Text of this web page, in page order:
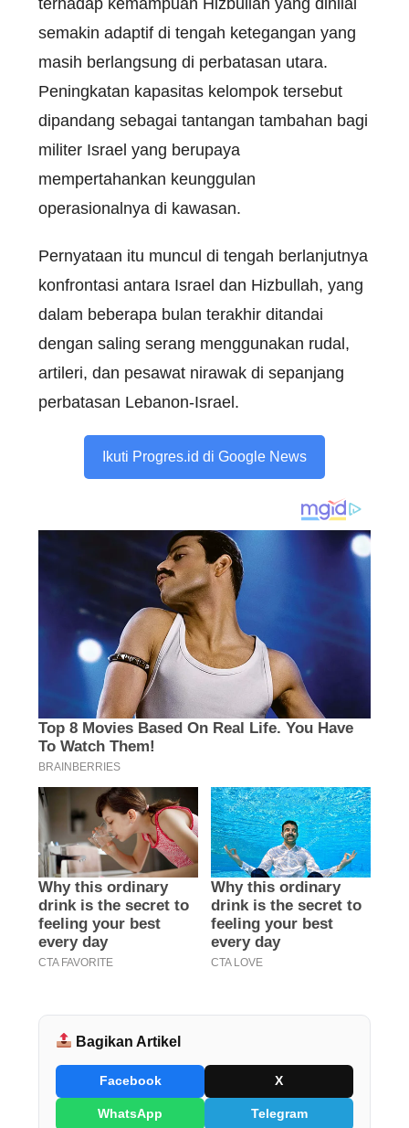
semakin adaptif di tengah ketegangan yang
masih berlangsung di perbatasan utara.
Peningkatan kapasitas kelompok tersebut
dipandang sebagai tantangan tambahan bagi
militer Israel yang berupaya
mempertahankan keunggulan
operasionalnya di kawasan.
Pernyataan itu muncul di tengah berlanjutnya
konfrontasi antara Israel dan Hizbullah, yang
dalam beberapa bulan terakhir ditandai
dengan saling serang menggunakan rudal,
artileri, dan pesawat nirawak di sepanjang
perbatasan Lebanon-Israel.
Ikuti Progres.id di Google News
Bagikan Artikel
Facebook X
WhatsApp Telegram